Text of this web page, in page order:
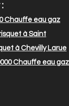
Chauffe eau gaz
à Saint
à Chevilly Larue
Chauffe eau gaz